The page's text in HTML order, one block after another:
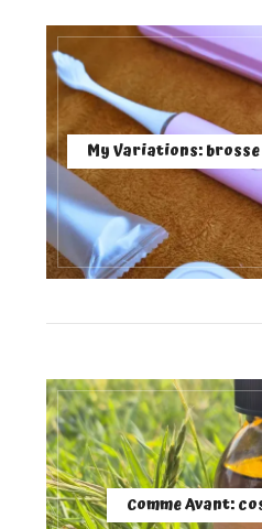
My Variations:
Comme Avant: